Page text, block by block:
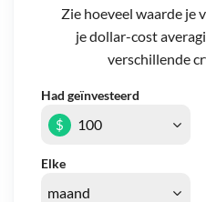
Zie hoeveel waarde je
je dollar-cost
verschillende
Had geïnvesteerd
Elke
$